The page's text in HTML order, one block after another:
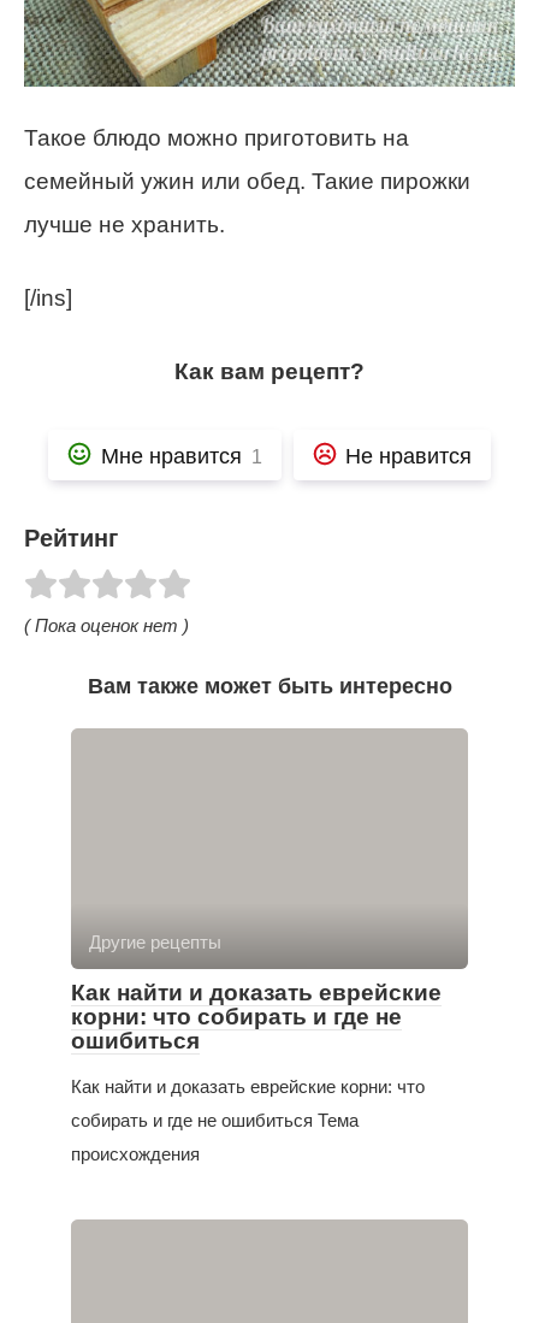
Такое блюдо можно приготовить на
семейный ужин или обед. Такие пирожки
лучше не хранить.
[/ins]
Как вам рецепт?
Мне нравится 1 Не нравится
Рейтинг
( Пока оценок нет )
Вам также может быть интересно
Другие рецепты
Как найти и доказать еврейские
корни: что собирать и где не
ошибиться
Как найти и доказать еврейские корни: что
собирать и где не ошибиться Тема
происхождения